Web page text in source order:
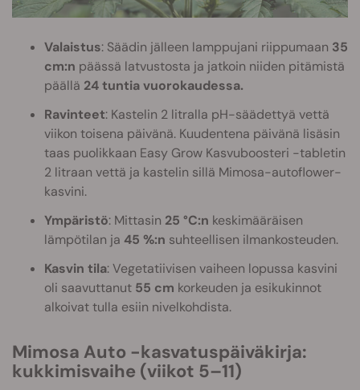
Valaistus: Säädin jälleen lamppujani riippumaan 35
cm:n päässä latvustosta ja jatkoin niiden pitämistä
päällä 24 tuntia vuorokaudessa.
Ravinteet: Kastelin 2 litralla pH-säädettyä vettä
viikon toisena päivänä. Kuudentena päivänä lisäsin
taas puolikkaan Easy Grow Kasvuboosteri -tabletin
2 litraan vettä ja kastelin sillä Mimosa-autoflower-
kasvini.
Ympäristö: Mittasin 25 °C:n keskimääräisen
lämpötilan ja 45 %:n suhteellisen ilmankosteuden.
Kasvin tila: Vegetatiivisen vaiheen lopussa kasvini
oli saavuttanut 55 cm korkeuden ja esikukinnot
alkoivat tulla esiin nivelkohdista.
Mimosa Auto -kasvatuspäiväkirja:
kukkimisvaihe (viikot 5–11)